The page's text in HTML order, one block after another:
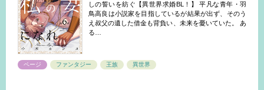
しの誓いを紡ぐ【異世界求婚BL！】 平凡な青年・羽
鳥高良は小説家を目指しているが結果が出ず、そのう
え叔父の遺した借金も背負い、未来を憂いていた。 あ
る…
ページ ファンタジー 王族 異世界